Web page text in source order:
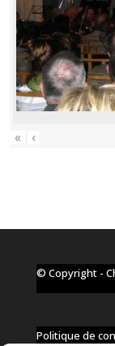
« ‹
© Copyright -
Politique de